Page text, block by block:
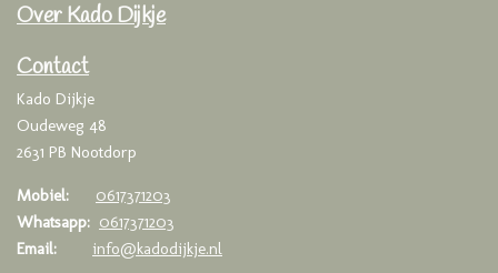
b
o
k
a
r
a
m
s
Over Kado Dijkje
Contact
Kado Dijkje
Oudeweg 48
2631 PB Nootdorp
Mobiel:
0617371203
Whatsapp: 0617371203
Email:
info@kadodijkje.nl